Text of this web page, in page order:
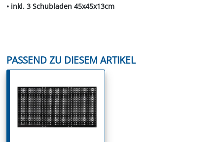
• inkl. 3 Schubladen 45x45x13cm
PASSEND ZU DIESEM ARTIKEL